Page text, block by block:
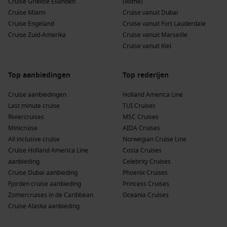
zijn volop mogelijkheden om het onderwaterleven van de
Cariben te verkennen.
Populaire havens voor of na een cruise naar
Tijdens je cruise naar Marigot kun je ook de volgende havens
Iles des Saintes
: Dit betoverende archipel
heeft prachtige stranden en turquoise water. Ontdek de
lokale cultuur en geniet van vers gevangen zeevruchten in
de charmante restaurants.
Port Elizabeth, Saint Vincent and the Grenadines
Cruise Miami
Cruise Engeland
Cruise Zuid-Amerika
Cruise vanuit Dubai
Cruise vanuit Fort Lauderdale
Cruise vanuit Marseille
Cruise vanuit Kiel
Top aanbiedingen
Cruise aanbiedingen
Last minute cruise
Riviercruises
Minicruise
All inclusive cruise
Cruise Holland America Line
aanbieding
Cruise Dubai aanbieding
Fjorden cruise aanbieding
Zomercruises in de Caribbean
Cruise Alaska aanbieding
Top rederijen
Holland America Line
TUI Cruises
MSC Cruises
AIDA Cruises
Norwegian Cruise Line
Costa Cruises
Celebrity Cruises
Phoenix Cruises
Princess Cruises
Oceania Cruises